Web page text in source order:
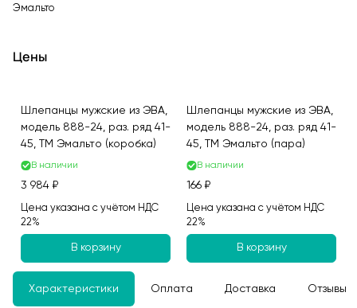
Эмальто
Цены
Шлепанцы мужские из ЭВА,
модель 888-24, раз. ряд 41-
45, ТМ Эмальто (коробка)
В наличии
3 984 ₽
Цена указана с учётом НДС
22%
В корзину
Шлепанцы мужские из ЭВА,
модель 888-24, раз. ряд 41-
45, ТМ Эмальто (пара)
В наличии
166 ₽
Цена указана с учётом НДС
22%
В корзину
Характеристики Оплата Доставка Отзывы